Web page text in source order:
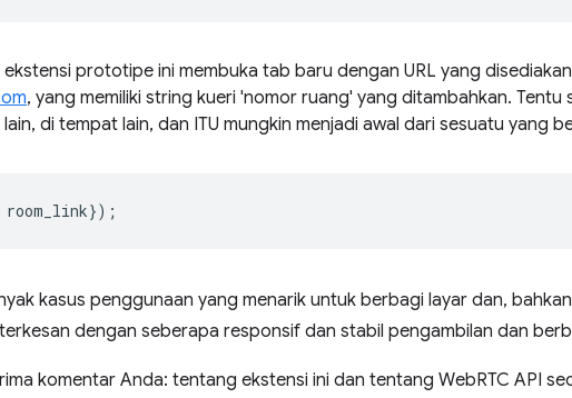
prototipe ini membuka tab baru dengan URL yang
, yang memiliki string kueri 'nomor ruang' yang ditambahkan. Tentu
di tempat lain, dan ITU mungkin menjadi awal dari sesuatu yang
room_link});
kasus penggunaan yang menarik untuk berbagi layar dan,
dengan seberapa responsif dan stabil pengambilan dan
komentar Anda: tentang ekstensi ini dan tentang WebRTC API